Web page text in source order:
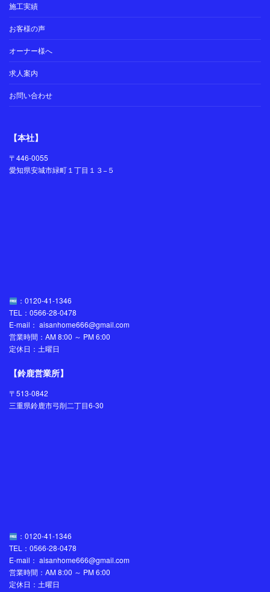
施工実績
お客様の声
オーナー様へ
求人案内
お問い合わせ
【本社】
〒446-0055
愛知県安城市緑町１丁目１３−５
：0120-41-1346
TEL：0566-28-0478
E-mail： aisanhome666@gmail.com
営業時間：AM 8:00 ～ PM 6:00
定休日：土曜日
【鈴鹿営業所】
〒513-0842
三重県鈴鹿市弓削二丁目6-30
：0120-41-1346
TEL：0566-28-0478
E-mail： aisanhome666@gmail.com
営業時間：AM 8:00 ～ PM 6:00
定休日：土曜日